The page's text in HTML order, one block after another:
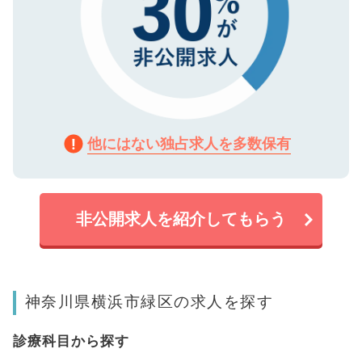
他にはない独占求人を多数保有
非公開求人を紹介してもらう
神奈川県横浜市緑区の求人を探す
診療科目から探す